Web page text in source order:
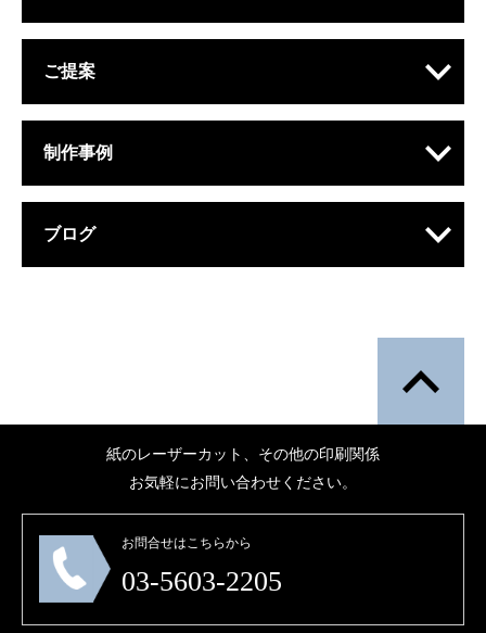
ご提案
制作事例
ブログ
紙のレーザーカット、その他の印刷関係
お気軽にお問い合わせください。
お問合せはこちらから
03-5603-2205